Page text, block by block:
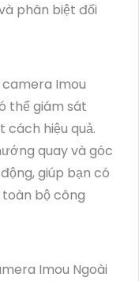
phân biệt đối
Imou
thể giám sát
hiệu quả.
quay và góc
giúp bạn có
bộ công
Imou Ngoài